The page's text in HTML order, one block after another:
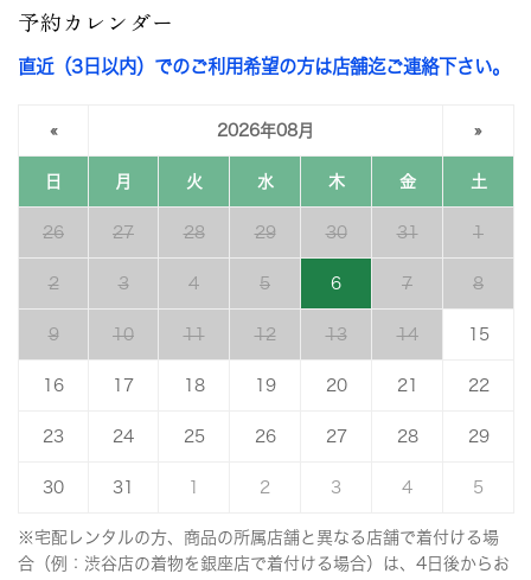
予約カレンダー
直近（3日以内）でのご利用希望の方は店舗迄ご連絡下さい。
« 2026年08月 »
日 月 火 水 木 金 土
26 27 28 29 30 31 1
2 3 4 5 6 7 8
9 10 11 12 13 14 15
16 17 18 19 20 21 22
23 24 25 26 27 28 29
30 31 2 3 4 5
※宅配レンタルの方、商品の所属店舗と異なる店舗で着付ける場
合（例：渋谷店の着物を銀座店で着付ける場合）は、4日後からお